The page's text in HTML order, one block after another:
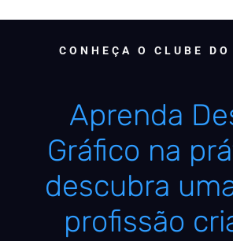
CONHEÇA O CLUBE DO
Aprenda
Gráfico na
descubra
profissão